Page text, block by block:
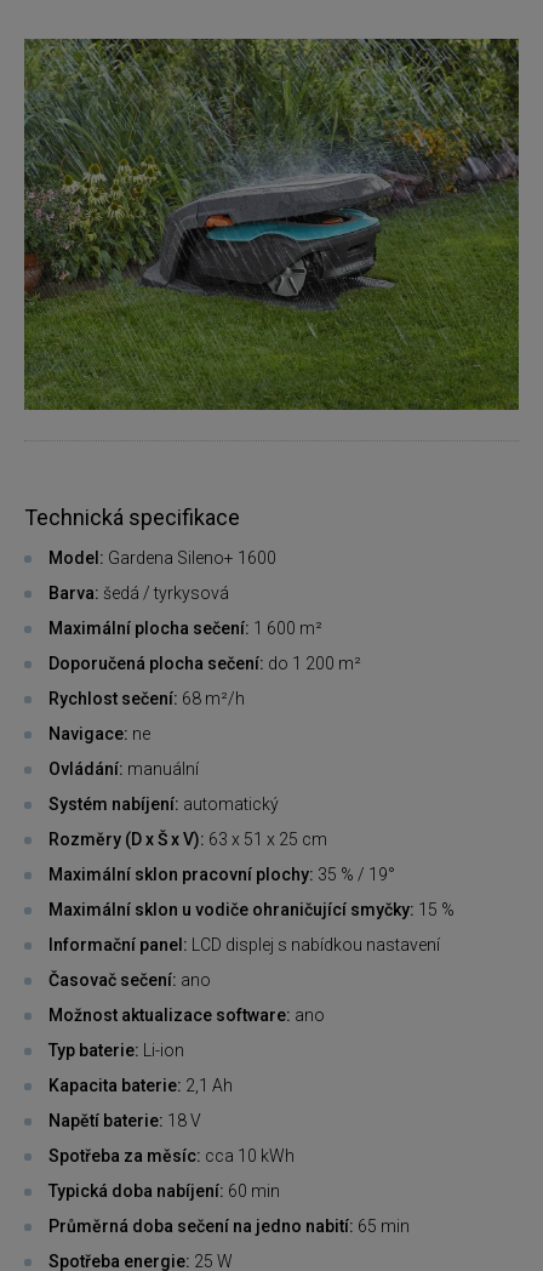
Technická specifikace
Model: Gardena Sileno+ 1600
Barva: šedá / tyrkysová
Maximální plocha sečení: 1 600 m²
Doporučená plocha sečení: do 1 200 m²
Rychlost sečení: 68 m²/h
Navigace: ne
Ovládání: manuální
Systém nabíjení: automatický
Rozměry (D x Š x V): 63 x 51 x 25 cm
Maximální sklon pracovní plochy: 35 % / 19°
Maximální sklon u vodiče ohraničující smyčky: 15 %
Informační panel: LCD displej s nabídkou nastavení
Časovač sečení: ano
Možnost aktualizace software: ano
Typ baterie: Li-ion
Kapacita baterie: 2,1 Ah
Napětí baterie: 18 V
Spotřeba za měsíc: cca 10 kWh
Typická doba nabíjení: 60 min
Průměrná doba sečení na jedno nabití: 65 min
Spotřeba energie: 25 W